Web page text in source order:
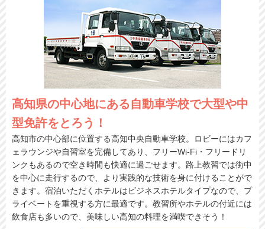
高知県の中心地にある自動車学校で大型や中
型免許をとろう！
高知市の中心部に位置する高知中央自動車学校。ロビーにはカフ
ェラウンジや自習室を完備してあり、フリーWi-Fi・フリードリ
ンクもあるので空き時間も快適に過ごせます。路上教習では街中
を中心に走行するので、より実践的な技術を身に付けることがで
きます。宿泊いただくホテルはビジネスホテルタイプなので、プ
ライベートを重視する方に最適です。教習所やホテルの付近には
飲食店も多いので、美味しい高知の料理を満喫できそう！